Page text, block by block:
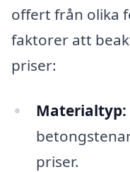
offert från olika
faktorer att
priser:
Materialtyp:
priser.